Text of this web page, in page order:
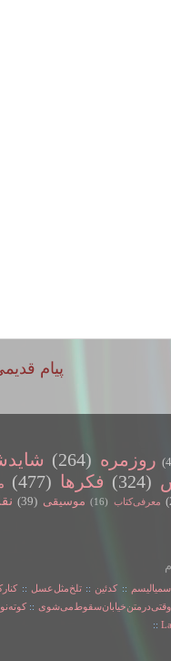
پیام
روزمره (264)
(324) فکرها (477)
معرفی‌کتاب (16) موسیقی (39)
سمیالیسم ::کدئین ::تلخ‌مثل‌عسل ::
وقتی‌در‌متن‌خیابان‌سقوط‌می‌شوی ::
::